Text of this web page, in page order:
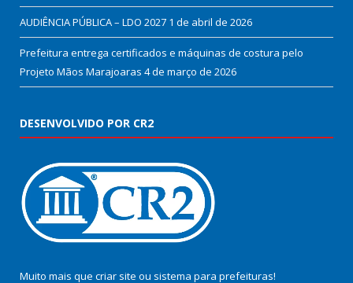
AUDIÊNCIA PÚBLICA – LDO 2027 1 de abril de 2026
Prefeitura entrega certificados e máquinas de costura pelo
Projeto Mãos Marajoaras 4 de março de 2026
DESENVOLVIDO POR CR2
Muito mais que criar site ou sistema para prefeituras!